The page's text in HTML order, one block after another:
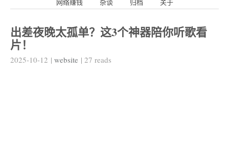
网络赚钱
杂谈 归档 关于
出差夜晚太孤单？这3个神器陪你听歌看
片！
2025-10-12 | website | 27 reads